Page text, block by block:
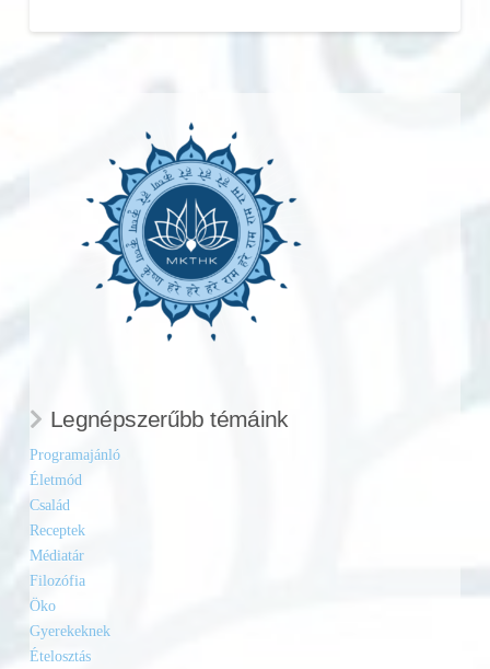
Legnépszerűbb témáink
Programajánló
Életmód
Család
Receptek
Médiatár
Filozófia
Öko
Gyerekeknek
Ételosztás